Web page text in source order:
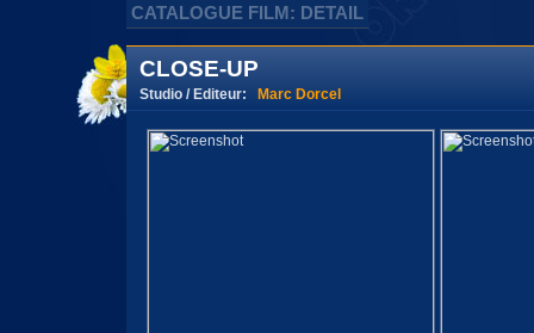
CATALOGUE FILM: DETAIL
CLOSE-UP
Studio / Editeur: Marc Dorcel